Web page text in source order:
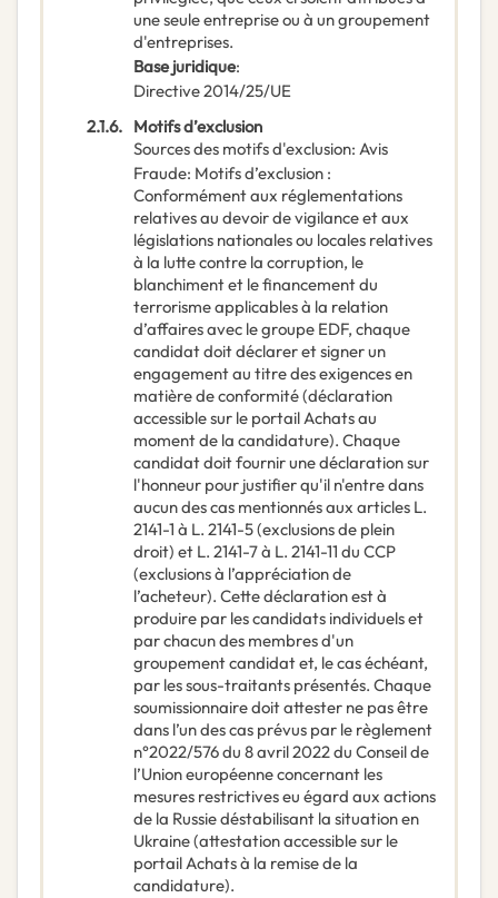
une seule entreprise ou à un groupement
d'entreprises.
Base juridique:
Directive 2014/25/UE
2.1.6. Motifs d’exclusion
Sources des motifs d'exclusion: Avis
Fraude: Motifs d’exclusion :
Conformément aux réglementations
relatives au devoir de vigilance et aux
législations nationales ou locales relatives
à la lutte contre la corruption, le
blanchiment et le financement du
terrorisme applicables à la relation
d’affaires avec le groupe EDF, chaque
candidat doit déclarer et signer un
engagement au titre des exigences en
matière de conformité (déclaration
accessible sur le portail Achats au
moment de la candidature). Chaque
candidat doit fournir une déclaration sur
l'honneur pour justifier qu'il n'entre dans
aucun des cas mentionnés aux articles L.
2141-1 à L. 2141-5 (exclusions de plein
droit) et L. 2141-7 à L. 2141-11 du CCP
(exclusions à l’appréciation de
l’acheteur). Cette déclaration est à
produire par les candidats individuels et
par chacun des membres d'un
groupement candidat et, le cas échéant,
par les sous-traitants présentés. Chaque
soumissionnaire doit attester ne pas être
dans l’un des cas prévus par le règlement
n°2022/576 du 8 avril 2022 du Conseil de
l’Union européenne concernant les
mesures restrictives eu égard aux actions
de la Russie déstabilisant la situation en
Ukraine (attestation accessible sur le
portail Achats à la remise de la
candidature).